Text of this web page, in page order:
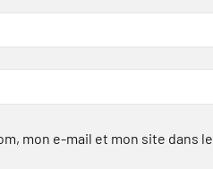
mon e-mail et mon site dans